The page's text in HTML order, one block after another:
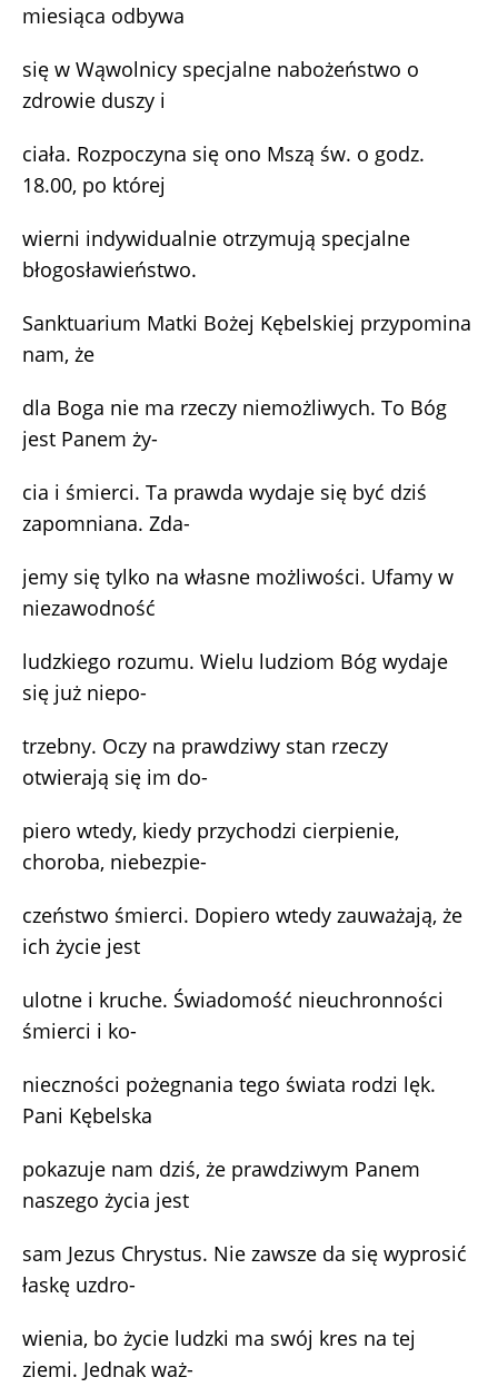
miesiąca odbywa
się w Wąwolnicy specjalne nabożeństwo o
zdrowie duszy i
ciała. Rozpoczyna się ono Mszą św. o godz.
18.00, po której
wierni indywidualnie otrzymują specjalne
błogosławieństwo.
Sanktuarium Matki Bożej Kębelskiej przypomina
nam, że
dla Boga nie ma rzeczy niemożliwych. To Bóg
jest Panem ży-
cia i śmierci. Ta prawda wydaje się być dziś
zapomniana. Zda-
jemy się tylko na własne możliwości. Ufamy w
niezawodność
ludzkiego rozumu. Wielu ludziom Bóg wydaje
się już niepo-
trzebny. Oczy na prawdziwy stan rzeczy
otwierają się im do-
piero wtedy, kiedy przychodzi cierpienie,
choroba, niebezpie-
czeństwo śmierci. Dopiero wtedy zauważają, że
ich życie jest
ulotne i kruche. Świadomość nieuchronności
śmierci i ko-
nieczności pożegnania tego świata rodzi lęk.
Pani Kębelska
pokazuje nam dziś, że prawdziwym Panem
naszego życia jest
sam Jezus Chrystus. Nie zawsze da się wyprosić
łaskę uzdro-
wienia, bo życie ludzki ma swój kres na tej
ziemi. Jednak waż-